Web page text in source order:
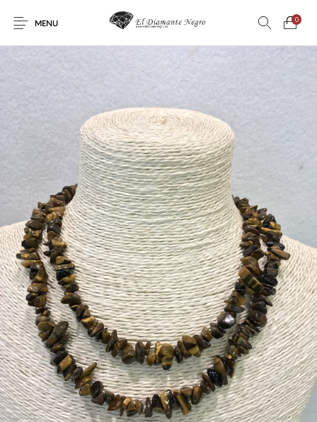
MENU
0
Novedades En oferta ! DECORACIÓN
ESOTERISMO FÓSILES JOYAS METEORITOS
MINERALES
PRODUCTOS DE
CONSUMO